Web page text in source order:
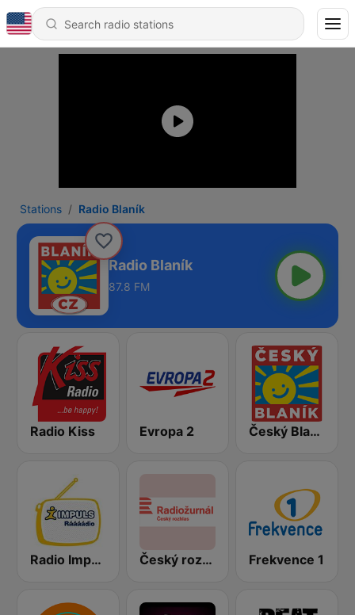
Stations Radio Blaník
Radio Blaník
87.8 FM
Radio Kiss Evropa 2 Český Blaník
Radio Impuls Český rozhlas Radiožurnál Frekvence 1